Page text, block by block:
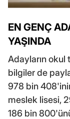
EN GENÇ
YAŞINDA
Adayların okul
bilgiler de
978 bin
meslek lisesi,
186 bin